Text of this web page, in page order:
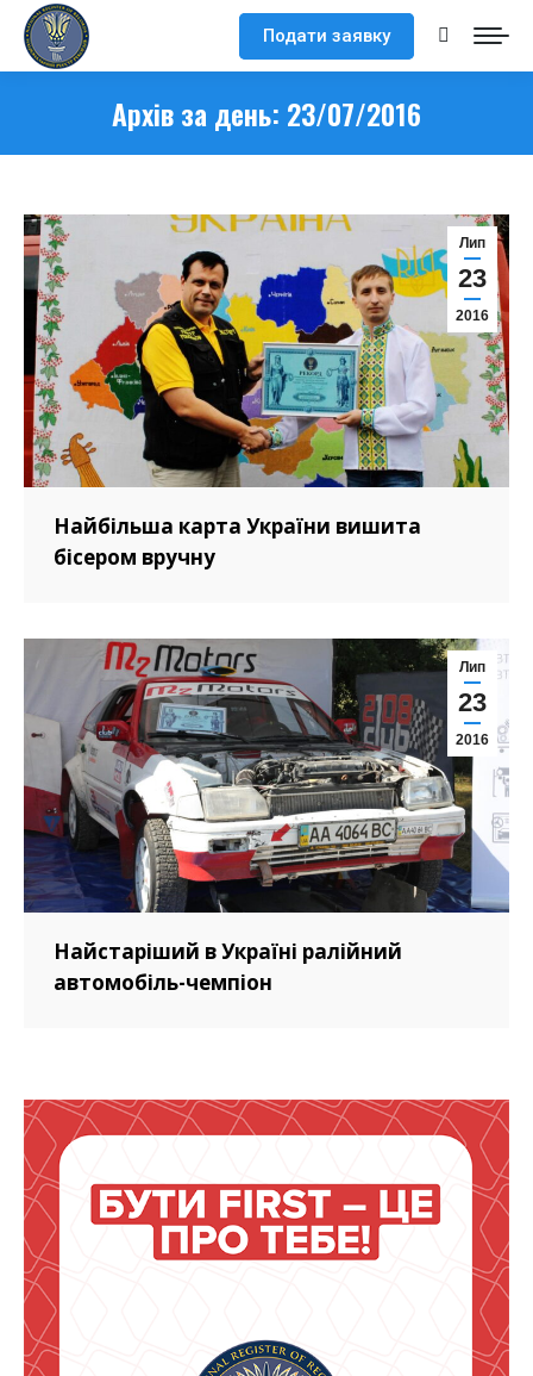
Подати заявку Search:
Архів за день: 23/07/2016
Лип
23
2016
Найбільша карта України вишита
бісером вручну
Лип
23
2016
Найстаріший в Україні ралійний
автомобіль-чемпіон